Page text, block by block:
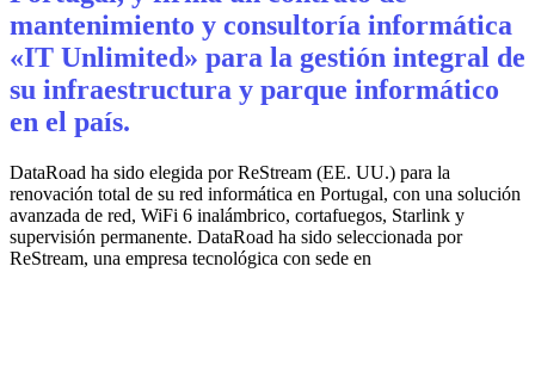
mantenimiento y consultoría informática
«IT Unlimited» para la gestión integral de
su infraestructura y parque informático
en el país.
DataRoad ha sido elegida por ReStream (EE. UU.) para la
renovación total de su red informática en Portugal, con una solución
avanzada de red, WiFi 6 inalámbrico, cortafuegos, Starlink y
supervisión permanente. DataRoad ha sido seleccionada por
ReStream, una empresa tecnológica con sede en